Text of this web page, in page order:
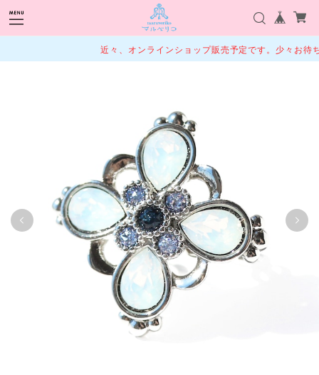
近々、オンラインショップ販売予定です。少々お待ち